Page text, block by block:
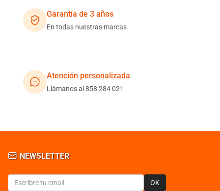
Garantía de 3 años
En todas nuestras marcas
Atención personalizada
Llámanos al 858 284 021
NEWSLETTER
OK